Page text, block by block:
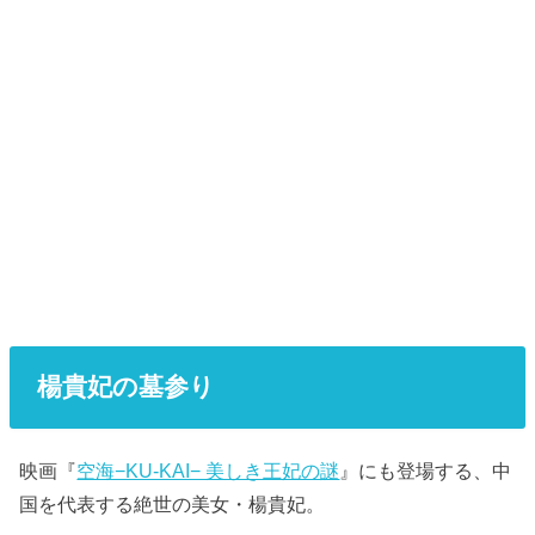
楊貴妃の墓参り
映画『空海−KU-KAI− 美しき王妃の謎 』にも登場する、中
国を代表する絶世の美女・楊貴妃。